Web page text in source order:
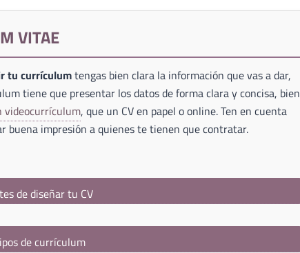
VITAE
tu currículumtengas bien clara la información que vas a dar,
tiene que presentar los datos de forma clara y concisa, bien
videocurrículum, que un CV en papel o online. Ten en cuenta
buena impresión a quienes te tienen que contratar.
de diseñar tu CV
de currículum